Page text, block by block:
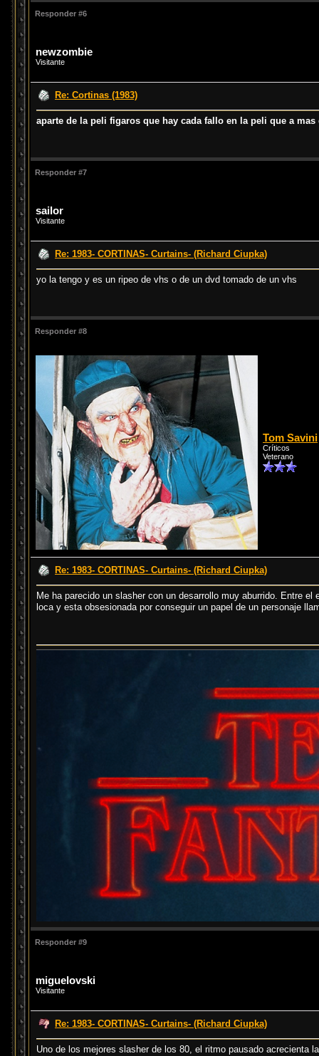
Responder #6
newzombie
Visitante
Re: Cortinas (1983)
aparte de la peli figaros que hay cada fallo en la peli que a
Responder #7
sailor
Visitante
Re: 1983- CORTINAS- Curtains- (Richard Ciupka)
yo la tengo y es un ripeo de vhs o de un dvd tomado de un vhs
Responder #8
Tom Savini
Críticos
Veterano
Re: 1983- CORTINAS- Curtains- (Richard Ciupka)
Me ha parecido un slasher con un desarrollo muy aburrido. Entre
loca y esta obsesionada por conseguir un papel de un personaje
Responder #9
miguelovski
Visitante
Re: 1983- CORTINAS- Curtains- (Richard Ciupka)
Uno de los mejores slasher de los 80, el ritmo pausado acrecienta